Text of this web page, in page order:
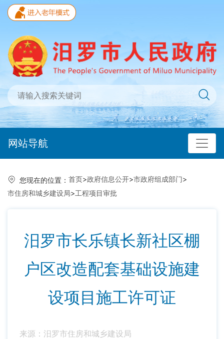
网站导航
您现在的位置： 首页>政府信息公开>市政府组成部门>
市住房和城乡建设局>工程项目审批
汨罗市长乐镇长新社区棚
户区改造配套基础设施建
设项目施工许可证
来源：汨罗市住房和城乡建设局